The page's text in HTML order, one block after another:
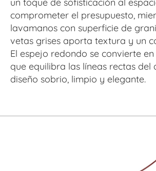
comprometer el presupuesto,
lavamanos con superficie de
vetas grises aporta textura y un
El espejo redondo se convierte
que equilibra las líneas rectas del
diseño sobrio, limpio y elegante.